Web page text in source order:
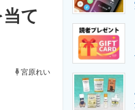
製造業のIT導入・活用を支援
エネルギーの専門メディア
て
宮原れい